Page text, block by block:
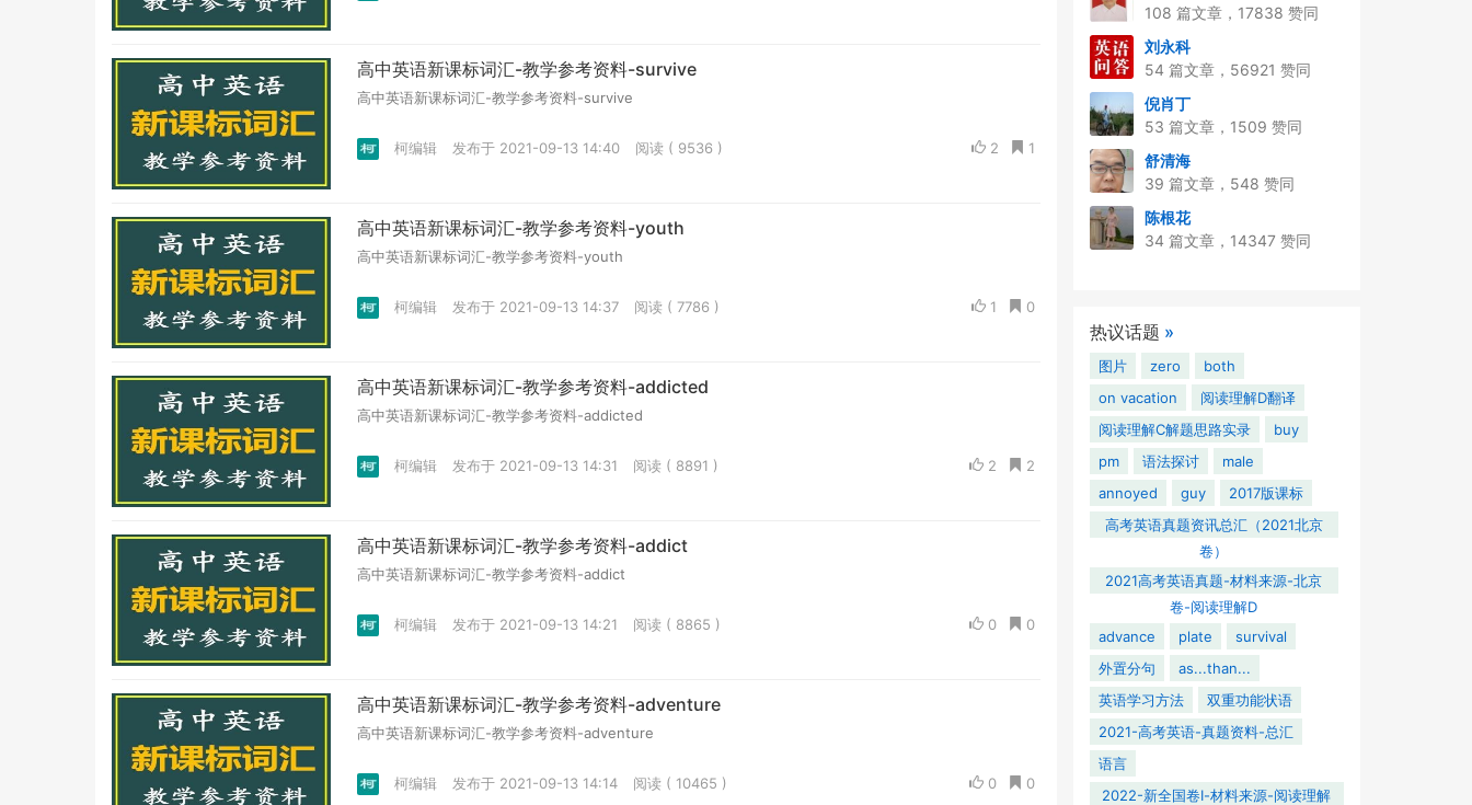
高中英语新课标词汇-教学参考资料-survive
高中英语新课标词汇-教学参考资料-survive
1
2
柯编辑 发布于 2021-09-13 14:40 阅读 ( 9536 )
高中英语新课标词汇-教学参考资料-youth
高中英语新课标词汇-教学参考资料-youth
0
1
柯编辑 发布于 2021-09-13 14:37 阅读 ( 7786 )
高中英语新课标词汇-教学参考资料-addicted
高中英语新课标词汇-教学参考资料-addicted
2
2
柯编辑 发布于 2021-09-13 14:31 阅读 ( 8891 )
高中英语新课标词汇-教学参考资料-addict
高中英语新课标词汇-教学参考资料-addict
0
0
柯编辑 发布于 2021-09-13 14:21 阅读 ( 8865 )
高中英语新课标词汇-教学参考资料-adventure
高中英语新课标词汇-教学参考资料-adventure
0
0
柯编辑 发布于 2021-09-13 14:14 阅读 ( 10465 )
108 篇文章，17838 赞同
刘永科
54 篇文章，56921 赞同
倪肖丁
53 篇文章，1509 赞同
舒清海
39 篇文章，548 赞同
陈根花
34 篇文章，14347 赞同
热议话题 »
图片 zero
both
on vacation
阅读理解D翻译
阅读理解C解题思路实录
buy
pm
语法探讨
male
annoyed
guy
2017版课标
高考英语真题资讯总汇（2021北京
卷）
2021高考英语真题-材料来源-北京
卷-阅读理解D
advance
plate
survival
外置分句
as...than...
英语学习方法
双重功能状语
2021-高考英语-真题资料-总汇
语言
2022-新全国卷Ⅰ-材料来源-阅读理解